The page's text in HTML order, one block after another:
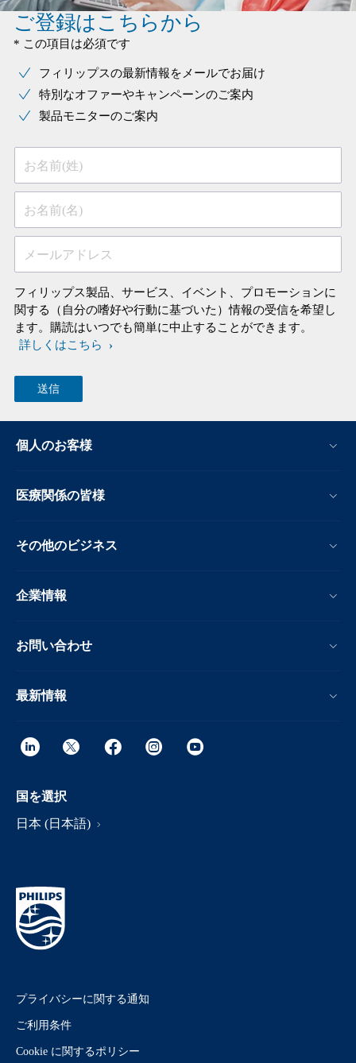
ご登録はこちらから
* この項目は必須です
フィリップスの最新情報をメールでお届け
特別なオファーやキャンペーンのご案内
製品モニターのご案内
お名前(姓)
お名前(名)
メールアドレス
フィリップス製品、サービス、イベント、プロモーションに
関する（自分の嗜好や行動に基づいた）情報の受信を希望し
ます。購読はいつでも簡単に中止することができます。
詳しくはこちら
個人のお客様
医療関係の皆様
その他のビジネス
企業情報
お問い合わせ
最新情報
国を選択
日本 (日本語)
プライバシーに関する通知
ご利用条件
Cookie に関するポリシー